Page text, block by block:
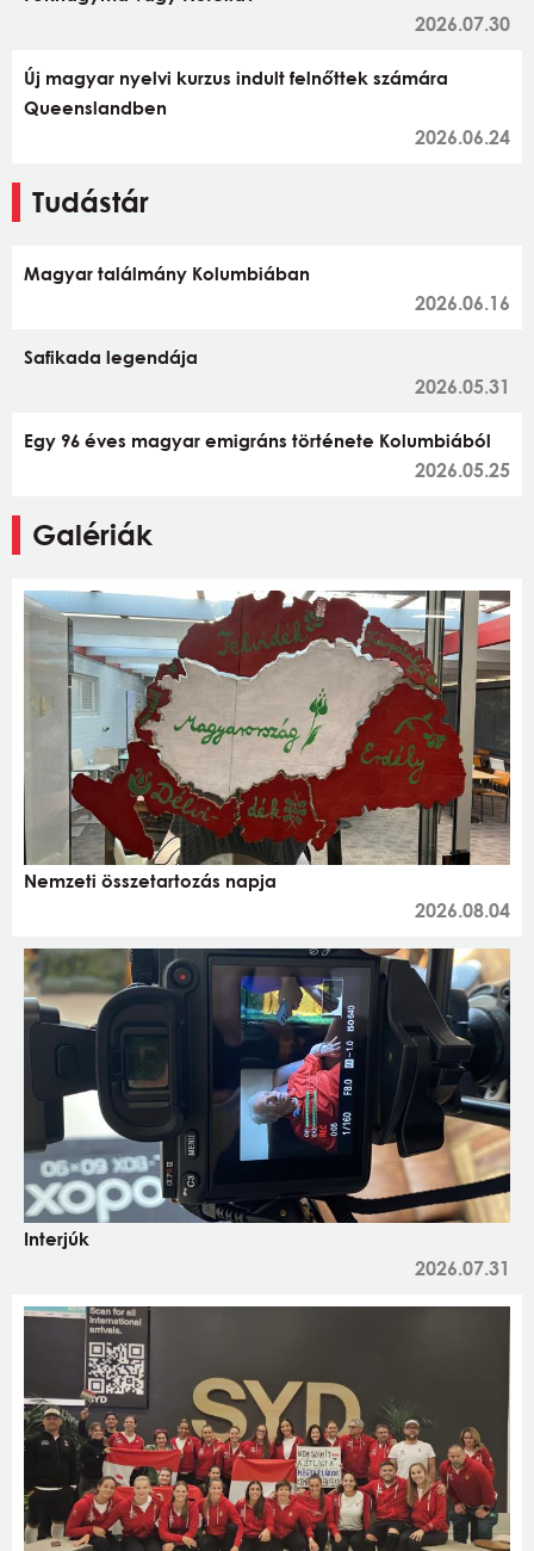
2026.07.30
Új magyar nyelvi kurzus indult felnőttek számára
Queenslandben
2026.06.24
Tudástár
Magyar találmány Kolumbiában
2026.06.16
Safikada legendája
2026.05.31
Egy 96 éves magyar emigráns története Kolumbiából
2026.05.25
Galériák
Nemzeti összetartozás napja
2026.08.04
Interjúk
2026.07.31